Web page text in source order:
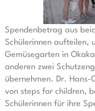
Spendenbetrag aus
Schülerinnen aufteilen,
Gemüsegarten in
anderen zwei
übernehmen. Dr.
von steps for children,
Schülerinnen für ihre